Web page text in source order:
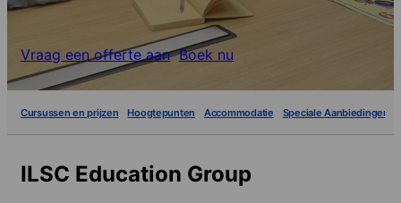
Vraag een offerte aan Boek nu
Cursussen en prijzen Hoogtepunten Accommodatie Speciale Aanbiedingen
ILSC Education Group